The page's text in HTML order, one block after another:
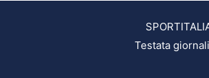
Testata